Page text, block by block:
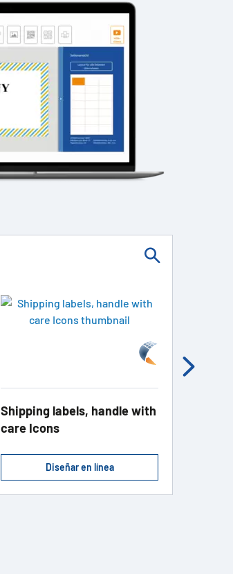
Shipping labels, handle with
care Icons
Diseñar en línea